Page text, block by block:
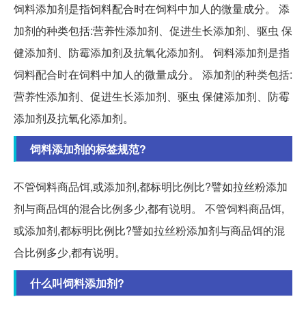
饲料添加剂是指饲料配合时在饲料中加人的微量成分。 添
加剂的种类包括:营养性添加剂、促进生长添加剂、驱虫 保
健添加剂、防霉添加剂及抗氧化添加剂。 饲料添加剂是指
饲料配合时在饲料中加人的微量成分。 添加剂的种类包括:
营养性添加剂、促进生长添加剂、驱虫 保健添加剂、防霉
添加剂及抗氧化添加剂。
饲料添加剂的标签规范?
不管饲料商品饵,或添加剂,都标明比例比?譬如拉丝粉添加
剂与商品饵的混合比例多少,都有说明。 不管饲料商品饵,
或添加剂,都标明比例比?譬如拉丝粉添加剂与商品饵的混
合比例多少,都有说明。
什么叫饲料添加剂?